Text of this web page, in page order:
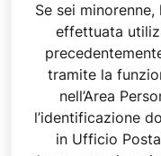
Se sei
effettuata
tramite la
nell’Area
l’identificazione
in Ufficio